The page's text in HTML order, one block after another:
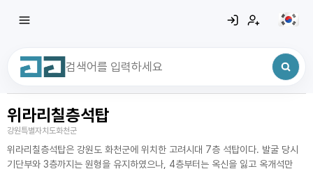
최근 검색어
위라리칠층석탑
강원특별자치도화천군
위라리칠층석탑은 강원도 화천군에 위치한 고려시대 7층 석탑이다. 발굴 당시
기단부와 3층까지는 원형을 유지하였으나, 4층부터는 옥신을 잃고 옥개석만